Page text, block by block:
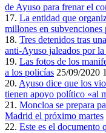
de Ayuso para frenar el
17. La entidad que
millones en subvenciones
18. Tres detenidos tras
anti-Ayuso jaleados por la
19. Las fotos de los
a los policías 25/09/2020
20. Ayuso dice que los
tienen apoyo político «al
21. Moncloa se prepara
Madrid el próximo martes
22. Este es el documento